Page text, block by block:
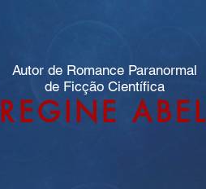
Autor de Romance Paranormal
de Ficção Científica
REGINE ABEL